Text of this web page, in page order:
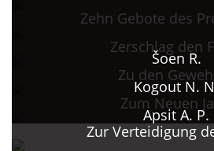
Zehn Gebote des
Zerschlag den
Šoen R.
Zu den
Kogout N.
Zum Neuen
Apsit A. P.
Zur Verteidigung